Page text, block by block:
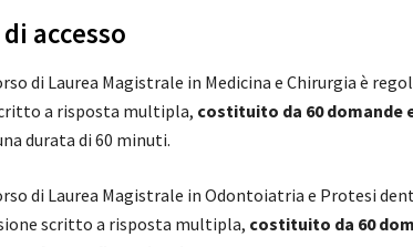
accesso
di Laurea Magistrale in Medicina e Chirurgia è
a risposta multipla, costituito da 60 domande
durata di 60 minuti.
di Laurea Magistrale in Odontoiatria e Protesi
scritto a risposta multipla, costituito da 60